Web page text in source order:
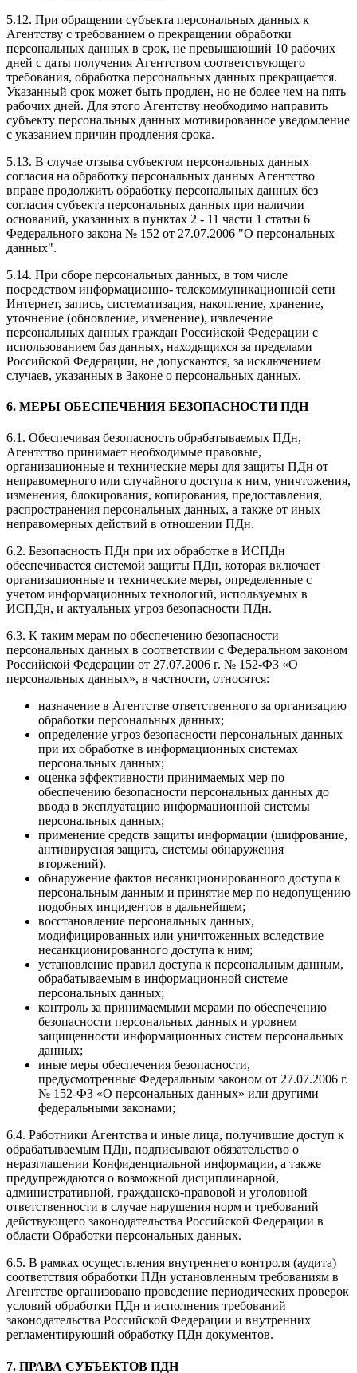
5.12. При обращении субъекта персональных данных к
Агентству с требованием о прекращении обработки
персональных данных в срок, не превышающий 10 рабочих
дней с даты получения Агентством соответствующего
требования, обработка персональных данных прекращается.
Указанный срок может быть продлен, но не более чем на пять
рабочих дней. Для этого Агентству необходимо направить
субъекту персональных данных мотивированное уведомление
с указанием причин продления срока.
5.13. В случае отзыва субъектом персональных данных
согласия на обработку персональных данных Агентство
вправе продолжить обработку персональных данных без
согласия субъекта персональных данных при наличии
оснований, указанных в пунктах 2 - 11 части 1 статьи 6
Федерального закона № 152 от 27.07.2006 "О персональных
данных".
5.14. При сборе персональных данных, в том числе
посредством информационно- телекоммуникационной сети
Интернет, запись, систематизация, накопление, хранение,
уточнение (обновление, изменение), извлечение
персональных данных граждан Российской Федерации с
использованием баз данных, находящихся за пределами
Российской Федерации, не допускаются, за исключением
случаев, указанных в Законе о персональных данных.
6. МЕРЫ ОБЕСПЕЧЕНИЯ БЕЗОПАСНОСТИ ПДН
6.1. Обеспечивая безопасность обрабатываемых ПДн,
Агентство принимает необходимые правовые,
организационные и технические меры для защиты ПДн от
неправомерного или случайного доступа к ним, уничтожения,
изменения, блокирования, копирования, предоставления,
распространения персональных данных, а также от иных
неправомерных действий в отношении ПДн.
6.2. Безопасность ПДн при их обработке в ИСПДн
обеспечивается системой защиты ПДн, которая включает
организационные и технические меры, определенные с
учетом информационных технологий, используемых в
ИСПДн, и актуальных угроз безопасности ПДн.
6.3. К таким мерам по обеспечению безопасности
персональных данных в соответствии с Федеральном законом
Российской Федерации от 27.07.2006 г. № 152-ФЗ «О
персональных данных», в частности, относятся:
назначение в Агентстве ответственного за организацию
обработки персональных данных;
определение угроз безопасности персональных данных
при их обработке в информационных системах
персональных данных;
оценка эффективности принимаемых мер по
обеспечению безопасности персональных данных до
ввода в эксплуатацию информационной системы
персональных данных;
применение средств защиты информации (шифрование,
антивирусная защита, системы обнаружения
вторжений).
обнаружение фактов несанкционированного доступа к
персональным данным и принятие мер по недопущению
подобных инцидентов в дальнейшем;
восстановление персональных данных,
модифицированных или уничтоженных вследствие
несанкционированного доступа к ним;
установление правил доступа к персональным данным,
обрабатываемым в информационной системе
персональных данных;
контроль за принимаемыми мерами по обеспечению
безопасности персональных данных и уровнем
защищенности информационных систем персональных
данных;
иные меры обеспечения безопасности,
предусмотренные Федеральным законом от 27.07.2006 г.
№ 152-ФЗ «О персональных данных» или другими
федеральными законами;
6.4. Работники Агентства и иные лица, получившие доступ к
обрабатываемым ПДн, подписывают обязательство о
неразглашении Конфиденциальной информации, а также
предупреждаются о возможной дисциплинарной,
административной, гражданско-правовой и уголовной
ответственности в случае нарушения норм и требований
действующего законодательства Российской Федерации в
области Обработки персональных данных.
6.5. В рамках осуществления внутреннего контроля (аудита)
соответствия обработки ПДн установленным требованиям в
Агентстве организовано проведение периодических проверок
условий обработки ПДн и исполнения требований
законодательства Российской Федерации и внутренних
регламентирующий обработку ПДн документов.
7. ПРАВА СУБЪЕКТОВ ПДН